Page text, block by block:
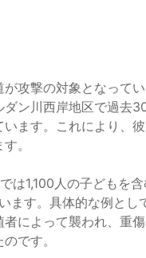
攻撃の対象となって
ン川西岸地区で過去
ます。これにより、
。
は1,100人の子どもを
ます。具体的な例と
によって襲われ、重
です。